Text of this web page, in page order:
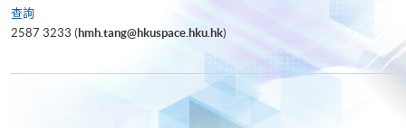
查詢
2587 3233 (hmh.tang@hkuspace.hku.hk)